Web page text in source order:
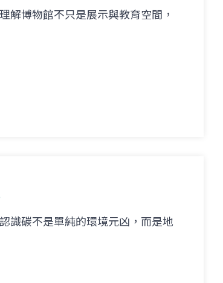
解博物館不只是展示與教育空間，
識碳不是單純的環境元凶，而是地